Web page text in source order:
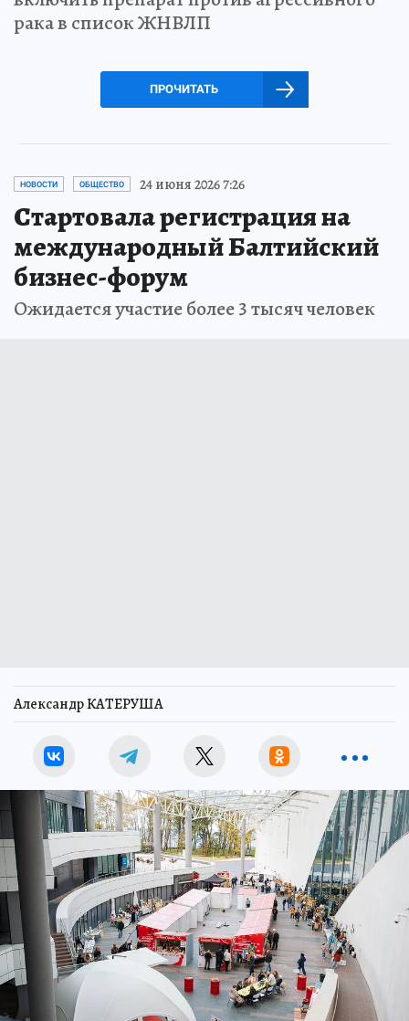
рака в список ЖНВЛП
ПРОЧИТАТЬ
НОВОСТИ ОБЩЕСТВО 24 июня 2026 7:26
Стартовала регистрация на
международный Балтийский
бизнес-форум
Ожидается участие более 3 тысяч человек
Александр КАТЕРУША